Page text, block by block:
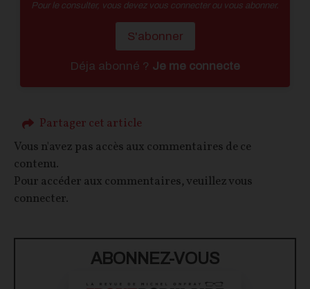
Pour le consulter, vous devez vous connecter ou vous abonner.
S'abonner
Déja abonné ? Je me connecte
Partager cet article
Vous n'avez pas accès aux commentaires de ce
contenu.
Pour accéder aux commentaires, veuillez vous
connecter.
ABONNEZ-VOUS